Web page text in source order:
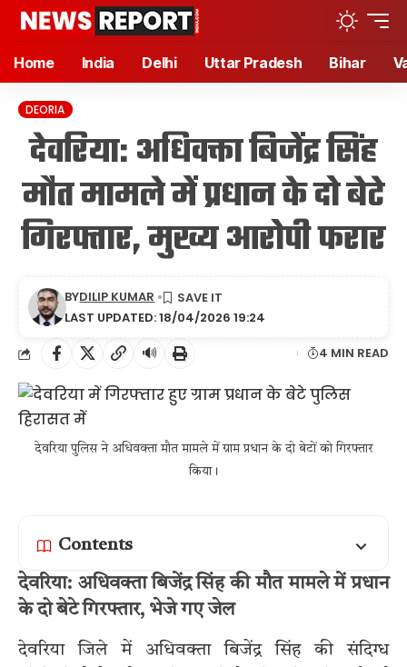
Home India Delhi Uttar Pradesh Bihar
DEORIA
देवरिया: अधिवक्ता बिजेंद्र सिंह
मौत मामले में प्रधान के दो बेटे
गिरफ्तार, मुख्य आरोपी फरार
LAST UPDATED: 18/04/2026 19:24
BYDILIP KUMAR
🔊 4 MIN READ
देवरिया पुलिस ने अधिवक्ता मौत मामले में ग्राम प्रधान के दो बेटों को गिरफ्तार
किया।
Contents
देवरिया: अधिवक्ता बिजेंद्र सिंह की मौत मामले में प्रधान
के दो बेटे गिरफ्तार, भेजे गए जेल
देवरिया जिले में अधिवक्ता बिजेंद्र सिंह की संदिग्ध